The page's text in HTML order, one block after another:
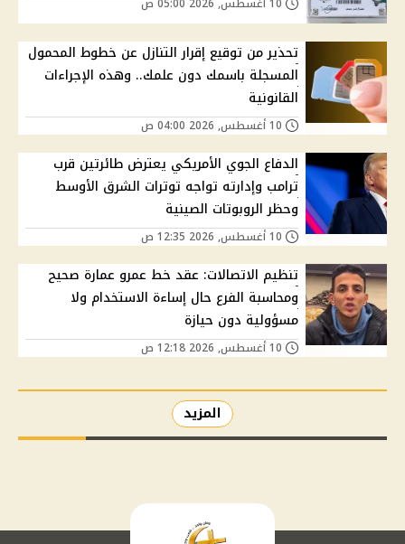
تحذير من توقيع إقرار التنازل عن خطوط المحمول
المسجلة باسمك دون علمك.. وهذه الإجراءات
القانونية
الدفاع الجوي الأمريكي يعترض طائرتين قرب
ترامب وإدارته تواجه توترات الشرق الأوسط
وحظر الروبوتات الصينية
تنظيم الاتصالات: عقد خط عمرو عمارة صحيح
ومحاسبة الفرع حال إساءة الاستخدام ولا
مسؤولية دون حيازة
المزيد